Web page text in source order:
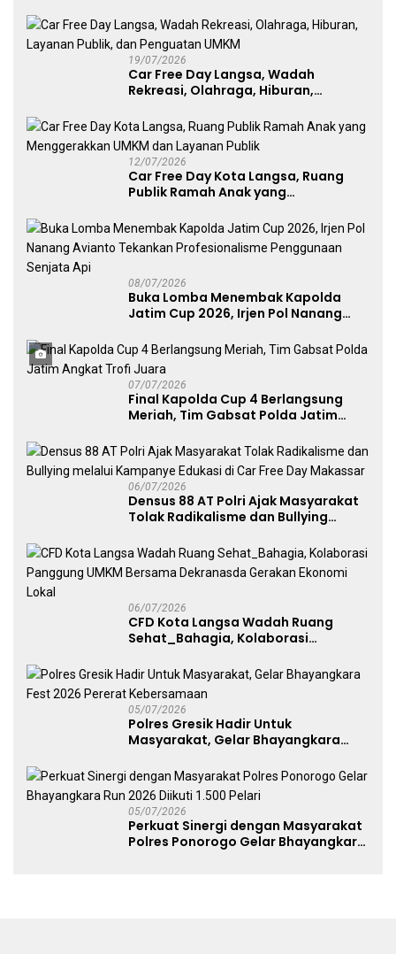
19/07/2026
Car Free Day Langsa, Wadah
Rekreasi, Olahraga, Hiburan,
UMKM
12/07/2026
Car Free Day Kota Langsa, Ruang
Publik Ramah Anak yang
Publik
08/07/2026
Buka Lomba Menembak Kapolda
Jatim Cup 2026, Irjen Pol Nanang
Penggunaan Senjata Api
07/07/2026
Final Kapolda Cup 4 Berlangsung
Meriah, Tim Gabsat Polda Jatim
06/07/2026
Densus 88 AT Polri Ajak Masyarakat
Tolak Radikalisme dan Bullying
Free Day Makassar
06/07/2026
CFD Kota Langsa Wadah Ruang
Sehat_Bahagia, Kolaborasi
Dekranasda Gerakan Ekonomi Lokal
05/07/2026
Polres Gresik Hadir Untuk
Masyarakat, Gelar Bhayangkara
05/07/2026
Perkuat Sinergi dengan Masyarakat
Polres Ponorogo Gelar Bhayangkara